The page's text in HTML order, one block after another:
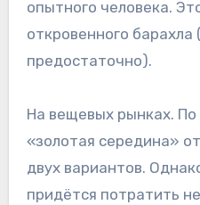
опытного человека.
откровенного барахла
предостаточно).
На вещевых рынках. По стоимости это
«золотая середина»
двух вариантов.
придётся потратить